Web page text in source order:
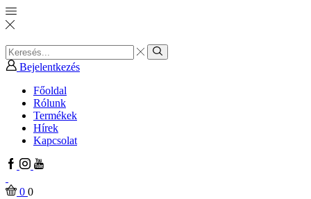
Search
input
Search
Bejelentkezés
Főoldal
Rólunk
Termékek
Hírek
Kapcsolat
Facebook
Instagram
Youtube
0 0